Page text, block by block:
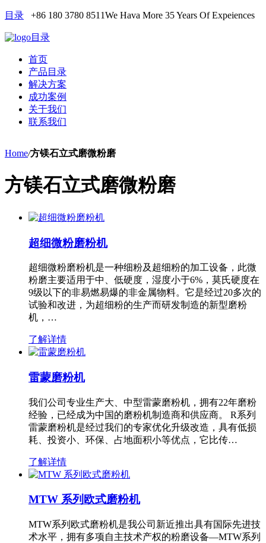
目录 +86 180 3780 8511We Hava More 35 Years Of Expeiences
目录
首页
产品目录
解决方案
成功案例
关于我们
联系我们
Home/方镁石立式磨微粉磨
方镁石立式磨微粉磨
超细微粉磨粉机
超细微粉磨粉机是一种细粉及超细粉的加工设备，此微
粉磨主要适用于中、低硬度，湿度小于6%，莫氏硬度在
9级以下的非易燃易爆的非金属物料。它是经过20多次的
试验和改进，为超细粉的生产而研发制造的新型磨粉
机，…
了解详情
雷蒙磨粉机
我们公司专业生产大、中型雷蒙磨粉机，拥有22年磨粉
经验，已经成为中国的磨粉机制造商和供应商。 R系列
雷蒙磨粉机是经过我们的专家优化升级改造，具有低损
耗、投资小、环保、占地面积小等优点，它比传…
了解详情
MTW 系列欧式磨粉机
MTW系列欧式磨粉机是我公司新近推出具有国际先进技
术水平，拥有多项自主技术产权的粉磨设备—MTW系列